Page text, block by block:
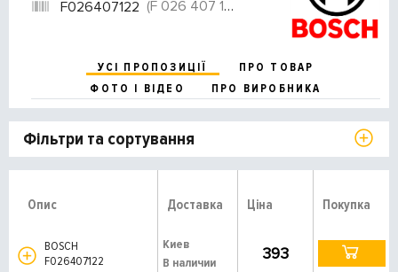
F026407122 (F 026 407 122)
УСІ ПРОПОЗИЦІЇ
ПРО ТОВАР
ФОТО І ВІДЕО
ПРО ВИРОБНИКА
Фільтри та сортування
Опис Доставка Ціна Покупка
BOSCH
F026407122
Киев
В наличии
393